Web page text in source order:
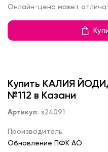
Онлайн-цена может
Купить КАЛИЯ
№112 в Казани
Артикул: s24091
Производитель
Обновление ПФК АО